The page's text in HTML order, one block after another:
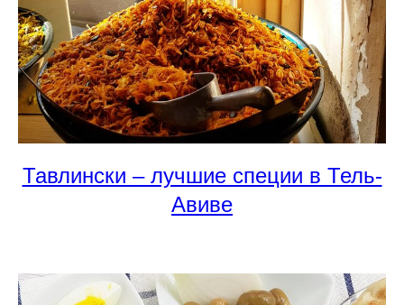
Тавлински – лучшие специи в Тель-
Авиве